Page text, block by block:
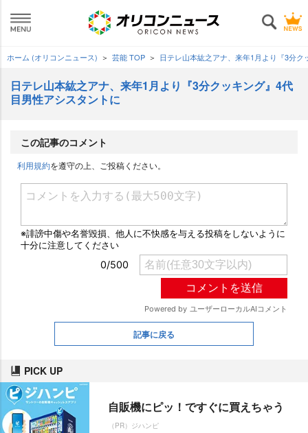
ホーム (オリコンニュース) 芸能 TOP 日テレ山本紘之アナ、来年1月より『3分
日テレ山本紘之アナ、来年1月より『3分クッキング』4代
目男性アシスタントに
この記事のコメント
利用規約を遵守の上、ご投稿ください。
記事に戻る
PICK UP
自販機にピッ！ですぐに買えちゃう
（PR）ジハンピ